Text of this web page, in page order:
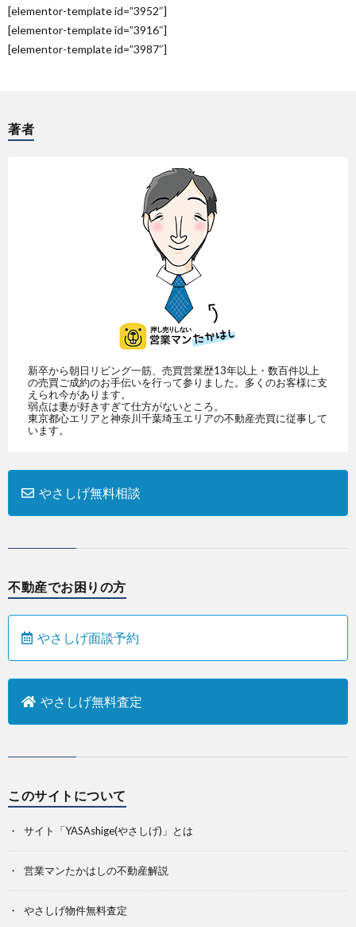
[elementor-template id=”3952″]
[elementor-template id=”3916″]
[elementor-template id=”3987″]
著者
新卒から朝日リビング一筋、売買営業歴13年以上・数百件以上
の売買ご成約のお手伝いを行って参りました。多くのお客様に支
えられ今があります。
弱点は妻が好きすぎて仕方がないところ。
東京都心エリアと神奈川千葉埼玉エリアの不動産売買に従事して
います。
やさしげ無料相談
不動産でお困りの方
やさしげ面談予約
やさしげ無料査定
このサイトについて
サイト「YASAshige(やさしげ)」とは
営業マンたかはしの不動産解説
やさしげ物件無料査定